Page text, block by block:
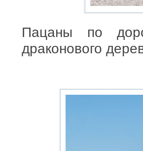
Пацаны по
драконового